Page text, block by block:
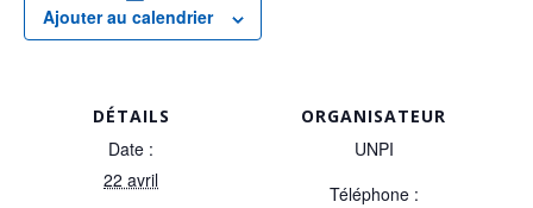
Ajouter au calendrier
DÉTAILS
Date :
22 avril
ORGANISATEUR
UNPI
Téléphone :